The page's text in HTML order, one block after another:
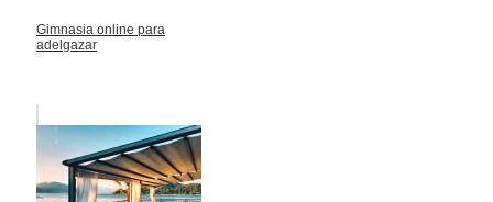
Gimnasia online para
adelgazar